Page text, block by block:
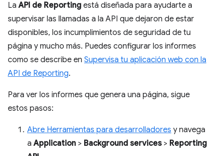
LaAPI de Reporting está diseñada para ayudarte a
supervisar las llamadas a la API que dejaron de estar
disponibles, los incumplimientos de seguridad de tu
página y mucho más. Puedes configurar los informes
como se describe en Supervisa tu aplicación web con la
API de Reporting.
Para ver los informes que genera una página, sigue
estos pasos:
Abre Herramientas para desarrolladores y navega
aApplication > Background services> Reporting